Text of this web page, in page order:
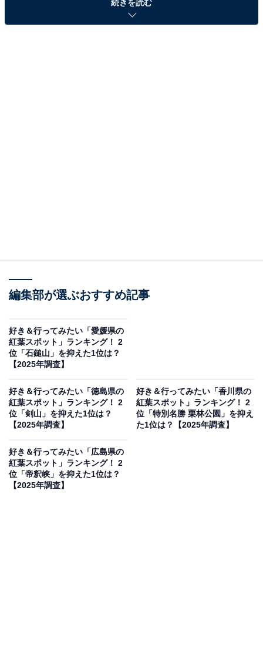
っくり行ってみたいと思っている」（50代男性／静岡
キレイ」（40代男性／兵庫県）、「大変立派な五重塔が
あり、五重塔と紅葉の調和も素晴らしいので」（50代男
性／愛知県）などのコメントがありました。
続きを読む
編集部が選ぶおすすめ記事
好き＆行ってみたい「愛媛県の
紅葉スポット」ランキング！ 2
位「石鎚山」を抑えた1位は？
【2025年調査】
好き＆行ってみたい「徳島県の
紅葉スポット」ランキング！ 2
位「剣山」を抑えた1位は？
【2025年調査】
好き＆行ってみたい「香川県の
紅葉スポット」ランキング！ 2
位「特別名勝 栗林公園」を抑え
た1位は？【2025年調査】
好き＆行ってみたい「広島県の
紅葉スポット」ランキング！ 2
位「帝釈峡」を抑えた1位は？
【2025年調査】